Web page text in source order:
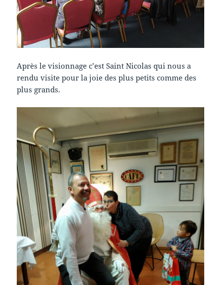
Après le visionnage c’est Saint Nicolas qui nous a
rendu visite pour la joie des plus petits comme des
plus grands.